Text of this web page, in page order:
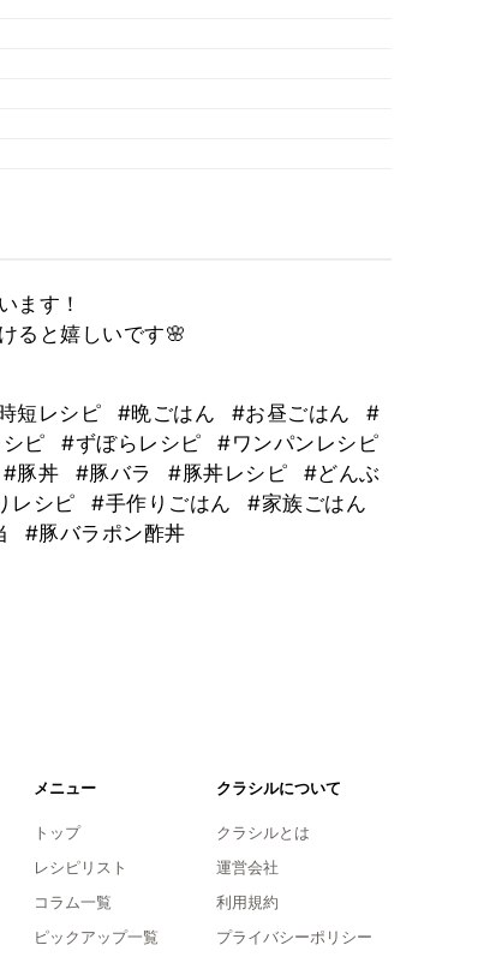
ます！
ると嬉しいです🌸
短レシピ #晩ごはん #お昼ごはん
#
ピ #ずぼらレシピ
#ワンパンレシピ
#豚丼 #豚バラ #豚丼レシピ
#どんぶ
レシピ #手作りごはん
#家族ごはん
#豚バラポン酢丼
メニュー
トップ
レシピリスト
コラム一覧
ピックアップ一覧
クラシルについて
クラシルとは
運営会社
利用規約
プライバシーポリシー